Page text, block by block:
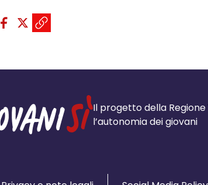
Condividi sui social:
Condividi su Facebook - apre
Condividi su X - apre una
Copia il link e condividi -
Il progetto della
l’autonomia dei giovani